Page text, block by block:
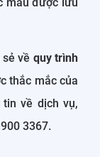
về quy trình
thắc mắc của
về dịch vụ,
3367.